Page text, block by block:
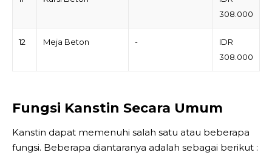
308.000
12 Meja Beton -
IDR
308.000
Fungsi Kanstin Secara Umum
Kanstin dapat memenuhi salah satu atau beberapa
fungsi. Beberapa diantaranya adalah sebagai berikut :